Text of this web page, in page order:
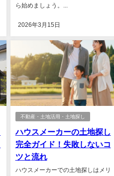
ら始めましょう。...
2026年3月15日
不動産・土地活用・土地探し
ハウスメーカーの土地探し
完全ガイド！失敗しないコ
ツと流れ
ハウスメーカーでの土地探しはメリ